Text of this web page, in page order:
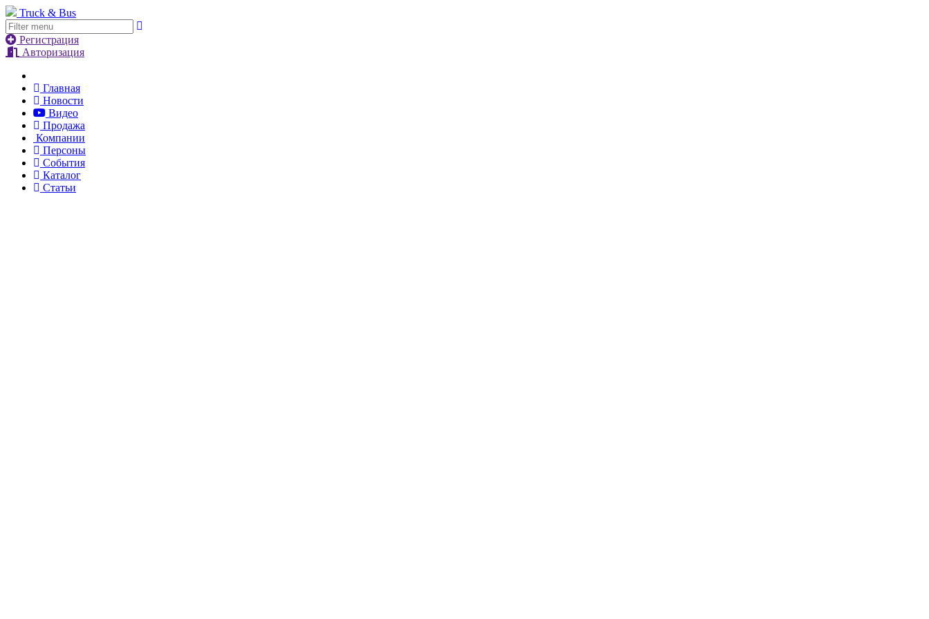
Truck & Bus
Регистрация
Авторизация
Главная
Новости
Видео
Продажа
Компании
Персоны
События
Каталог
Статьи